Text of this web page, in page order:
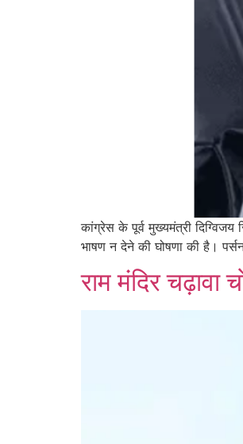
कांग्रेस के पूर्व मुख्यमंत्री
भाषण न देने की घोषणा की है।
राम मंदिर चढ़ावा